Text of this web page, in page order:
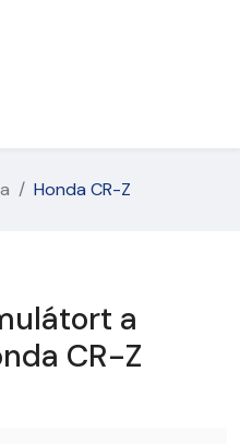
Honda CR-Z
a
CR-Z